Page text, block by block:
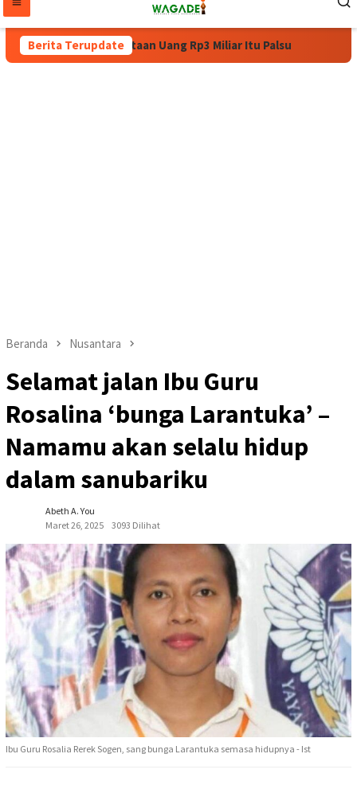
Berita Terupdate
Permintaan Uang Rp3 Miliar Itu Palsu Pulang dari
Beranda Nusantara
Selamat jalan Ibu Guru
Rosalina ‘bunga Larantuka’ –
Namamu akan selalu hidup
dalam sanubariku
Abeth A. You
Maret 26, 2025
3093 Dilihat
Ibu Guru Rosalia Rerek Sogen, sang bunga Larantuka semasa hidupnya - Ist